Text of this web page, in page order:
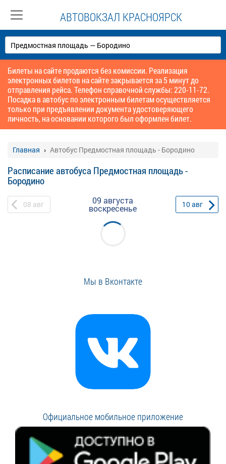
АВТОВОКЗАЛ КРАСНОЯРСК
Билеты на сайте продаются без комиссии. Реализация
электронных билетов на сайте закрывается за 5 минут до
отправления рейса. Телефон справочной службы: 220-11-72.
Посадка в автобус по электронным билетам осуществляется
только при предъявлении документа удостоверяющего
личность, на основании которого был оформлен билет.
Главная Автобус Предмостная площадь - Бородино
Расписание автобуса Предмостная площадь -
Бородино
08 авг 09 августа
воскресенье 10авг
Мы в Вконтакте
Официальное мобильное приложение